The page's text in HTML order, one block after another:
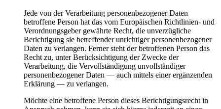
Jede von der Verarbeitung personenbezogener Daten
betroffene Person hat das vom Europäischen Richtlinien- und
Verordnungsgeber gewährte Recht, die unverzügliche
Berichtigung sie betreffender unrichtiger personenbezogener
Daten zu verlangen. Ferner steht der betroffenen Person das
Recht zu, unter Berücksichtigung der Zwecke der
Verarbeitung, die Vervollständigung unvollständiger
personenbezogener Daten — auch mittels einer ergänzenden
Erklärung — zu verlangen.
Möchte eine betroffene Person dieses Berichtigungsrecht in